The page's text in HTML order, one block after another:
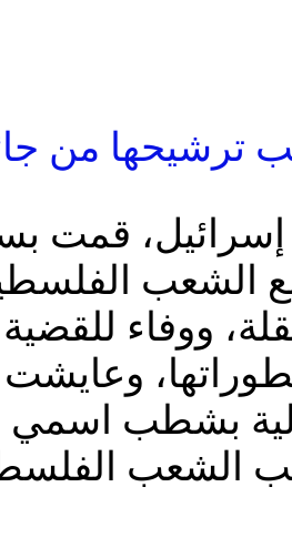
ترشيحها من
إسرائيل، قمت
مع الشعب
ووفاء
بشطب
الشعب